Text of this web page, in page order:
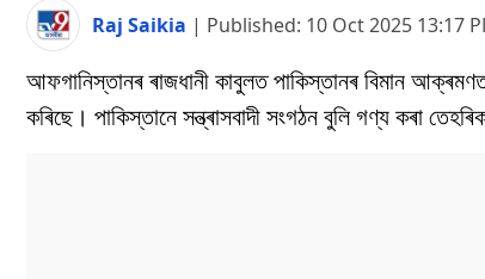
Raj Saikia | Published: 10 Oct 2025 13:17
আফগানিস্তানৰ ৰাজধানী কাবুলত পাকিস্তানৰ বিমান
কৰিছে। পাকিস্তানে সন্ত্ৰাসবাদী সংগঠন বুলি গণ্য কৰা